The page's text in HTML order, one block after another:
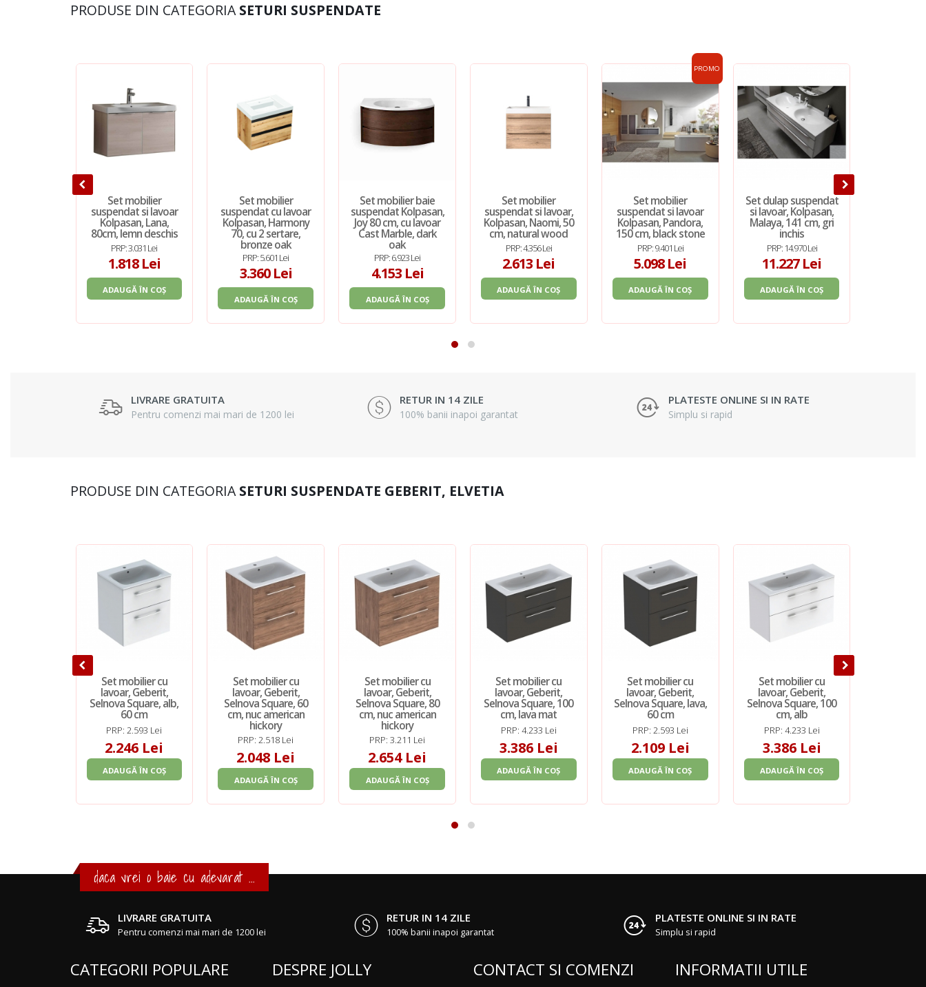
PRODUSE DIN CATEGORIASETURI SUSPENDATE
Set mobilier
suspendat si lavoar
Kolpasan, Lana,
80cm, lemn deschis
PRP: 3.031 Lei
1.818 Lei
ADAUGĂ ÎN COȘ
Set mobilier
suspendat cu lavoar
Kolpasan, Harmony
70, cu 2 sertare,
bronze oak
PRP: 5.601 Lei
3.360 Lei
ADAUGĂ ÎN COȘ
Set mobilier baie
suspendat Kolpasan,
Joy 80 cm, cu lavoar
Cast Marble, dark
oak
PRP: 6.923 Lei
4.153 Lei
ADAUGĂ ÎN COȘ
Set mobilier
suspendat si lavoar,
Kolpasan, Naomi, 50
cm, natural wood
PRP: 4.356 Lei
2.613 Lei
ADAUGĂ ÎN COȘ
PROMO
Set mobilier
suspendat si lavoar
Kolpasan, Pandora,
150 cm, black stone
PRP: 9.401 Lei
5.098 Lei
ADAUGĂ ÎN COȘ
Set dulap suspendat
si lavoar, Kolpasan,
Malaya, 141 cm, gri
inchis
PRP: 14.970 Lei
11.227 Lei
ADAUGĂ ÎN COȘ
LIVRARE GRATUITA
Pentru comenzi mai mari de 1200 lei
RETUR IN 14 ZILE
100% banii inapoi garantat
PLATESTE ONLINE SI IN RATE
Simplu si rapid
PRODUSE DIN CATEGORIASETURI SUSPENDATE GEBERIT, ELVETIA
Set mobilier cu
lavoar, Geberit,
Selnova Square, alb,
60 cm
PRP: 2.593 Lei
2.246 Lei
ADAUGĂ ÎN COȘ
Set mobilier cu
lavoar, Geberit,
Selnova Square, 60
cm, nuc american
hickory
PRP: 2.518 Lei
2.048 Lei
ADAUGĂ ÎN COȘ
Set mobilier cu
lavoar, Geberit,
Selnova Square, 80
cm, nuc american
hickory
PRP: 3.211 Lei
2.654 Lei
ADAUGĂ ÎN COȘ
Set mobilier cu
lavoar, Geberit,
Selnova Square, 100
cm, lava mat
PRP: 4.233 Lei
3.386 Lei
ADAUGĂ ÎN COȘ
Set mobilier cu
lavoar, Geberit,
Selnova Square, lava,
60 cm
PRP: 2.593 Lei
2.109 Lei
ADAUGĂ ÎN COȘ
Set mobilier cu
lavoar, Geberit,
Selnova Square, 100
cm, alb
PRP: 4.233 Lei
3.386 Lei
ADAUGĂ ÎN COȘ
daca vrei o baie cu adevarat ...
LIVRARE GRATUITA
Pentru comenzi mai mari de 1200 lei
RETUR IN 14 ZILE
100% banii inapoi garantat
PLATESTE ONLINE SI IN RATE
Simplu si rapid
CATEGORII POPULARE DESPRE JOLLY CONTACT SI COMENZI INFORMATII UTILE